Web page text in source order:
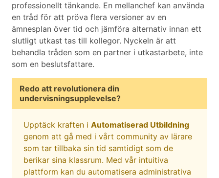
professionellt tänkande. En mellanchef kan använda
en tråd för att pröva flera versioner av en
ämnesplan över tid och jämföra alternativ innan ett
slutligt utkast tas till kollegor. Nyckeln är att
behandla tråden som en partner i utkastarbete, inte
som en beslutsfattare.
Redo att revolutionera din
undervisningsupplevelse?
Upptäck kraften i Automatiserad Utbildning
genom att gå med i vårt community av lärare
som tar tillbaka sin tid samtidigt som de
berikar sina klassrum. Med vår intuitiva
plattform kan du automatisera administrativa